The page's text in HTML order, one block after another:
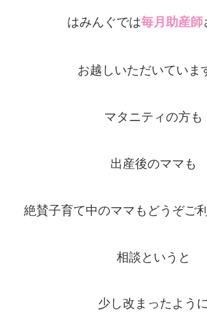
はみんぐでは毎月助産師
お越しいただいていま
マタニティの方も
出産後のママも
絶賛子育て中のママもどうぞご
相談というと
少し改まったよう